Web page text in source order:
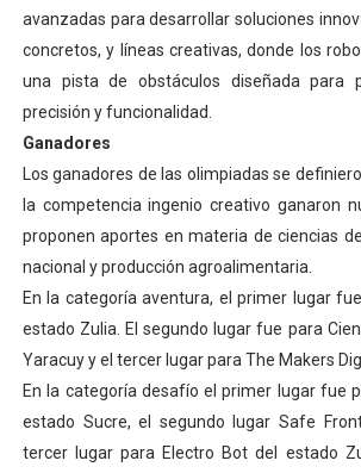
avanzadas para desarrollar soluciones
concretos, y líneas creativas, donde los
una pista de obstáculos diseñada para
precisión y funcionalidad.
Ganadores
Los ganadores de las olimpiadas se
la competencia ingenio creativo ganaron
proponen aportes en materia de ciencias
nacional y producción agroalimentaria.
En la categoría aventura, el primer lugar
estado Zulia. El segundo lugar fue para
Yaracuy y el tercer lugar para The Makers
En la categoría desafío el primer lugar fue
estado Sucre, el segundo lugar Safe
tercer lugar para Electro Bot del estado